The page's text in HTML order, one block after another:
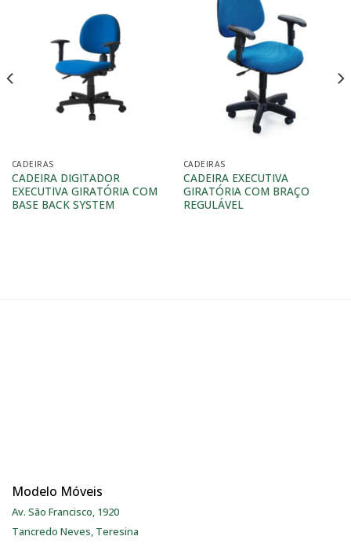
CADEIRAS
CADEIRA DIGITADOR
EXECUTIVA GIRATÓRIA COM
BASE BACK SYSTEM
CADEIRAS
CADEIRA EXECUTIVA
GIRATÓRIA COM BRAÇO
REGULÁVEL
Modelo Móveis
Av. São Francisco, 1920
Tancredo Neves, Teresina